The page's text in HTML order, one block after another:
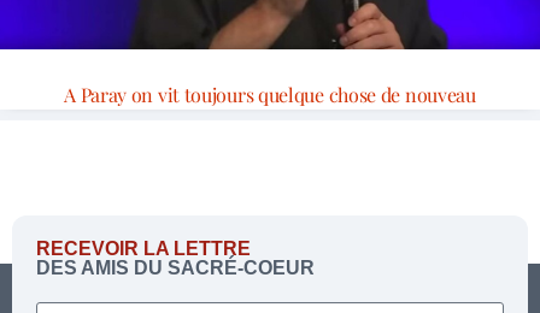
A Paray on vit toujours quelque chose de nouveau
RECEVOIR LA LETTRE
DES AMIS DU SACRÉ-COEUR